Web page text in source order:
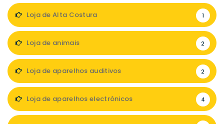
Loja de Alta Costura 1
Loja de animais 2
Loja de aparelhos auditivos 2
Loja de aparelhos electrónicos 4